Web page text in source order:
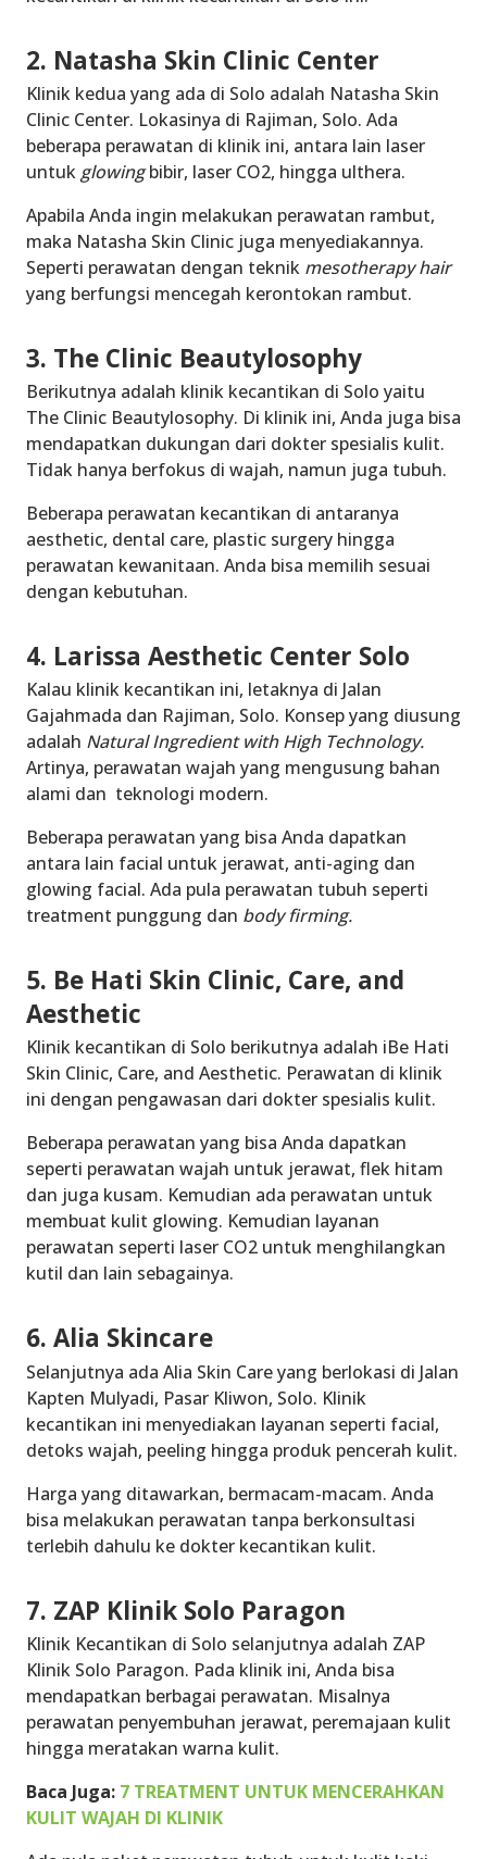
2. Natasha Skin Clinic Center
Klinik kedua yang ada di Solo adalah Natasha Skin
Clinic Center. Lokasinya di Rajiman, Solo. Ada
beberapa perawatan di klinik ini, antara lain laser
untuk glowingbibir, laser CO2, hingga ulthera.
Apabila Anda ingin melakukan perawatan rambut,
maka Natasha Skin Clinic juga menyediakannya.
Seperti perawatan dengan teknik mesotherapy hair
yang berfungsi mencegah kerontokan rambut.
3. The Clinic Beautylosophy
Berikutnya adalah klinik kecantikan di Solo yaitu
The Clinic Beautylosophy. Di klinik ini, Anda juga bisa
mendapatkan dukungan dari dokter spesialis kulit.
Tidak hanya berfokus di wajah, namun juga tubuh.
Beberapa perawatan kecantikan di antaranya
aesthetic, dental care, plastic surgery hingga
perawatan kewanitaan. Anda bisa memilih sesuai
dengan kebutuhan.
4. Larissa Aesthetic Center Solo
Kalau klinik kecantikan ini, letaknya di Jalan
Gajahmada dan Rajiman, Solo. Konsep yang diusung
adalah Natural Ingredient with High Technology.
Artinya, perawatan wajah yang mengusung bahan
alami dan teknologi modern.
Beberapa perawatan yang bisa Anda dapatkan
antara lain facial untuk jerawat, anti-aging dan
glowing facial. Ada pula perawatan tubuh seperti
treatment punggung dan body firming.
5. Be Hati Skin Clinic, Care, and
Aesthetic
Klinik kecantikan di Solo berikutnya adalah iBe Hati
Skin Clinic, Care, and Aesthetic. Perawatan di klinik
ini dengan pengawasan dari dokter spesialis kulit.
Beberapa perawatan yang bisa Anda dapatkan
seperti perawatan wajah untuk jerawat, flek hitam
dan juga kusam. Kemudian ada perawatan untuk
membuat kulit glowing. Kemudian layanan
perawatan seperti laser CO2 untuk menghilangkan
kutil dan lain sebagainya.
6. Alia Skincare
Selanjutnya ada Alia Skin Care yang berlokasi di Jalan
Kapten Mulyadi, Pasar Kliwon, Solo. Klinik
kecantikan ini menyediakan layanan seperti facial,
detoks wajah, peeling hingga produk pencerah kulit.
Harga yang ditawarkan, bermacam-macam. Anda
bisa melakukan perawatan tanpa berkonsultasi
terlebih dahulu ke dokter kecantikan kulit.
7. ZAP Klinik Solo Paragon
Klinik Kecantikan di Solo selanjutnya adalah ZAP
Klinik Solo Paragon. Pada klinik ini, Anda bisa
mendapatkan berbagai perawatan. Misalnya
perawatan penyembuhan jerawat, peremajaan kulit
hingga meratakan warna kulit.
Baca Juga: 7 TREATMENT UNTUK MENCERAHKAN
KULIT WAJAH DI KLINIK